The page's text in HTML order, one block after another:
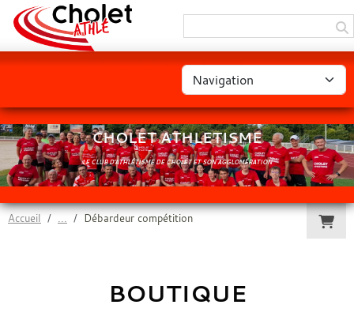
CHOLET ATHLETISME
LE CLUB D'ATHLÉTISME DE CHOLET ET SON AGGLOMÉRATION
Accueil Débardeur compétition
BOUTIQUE
Panneau de gestion des cookies